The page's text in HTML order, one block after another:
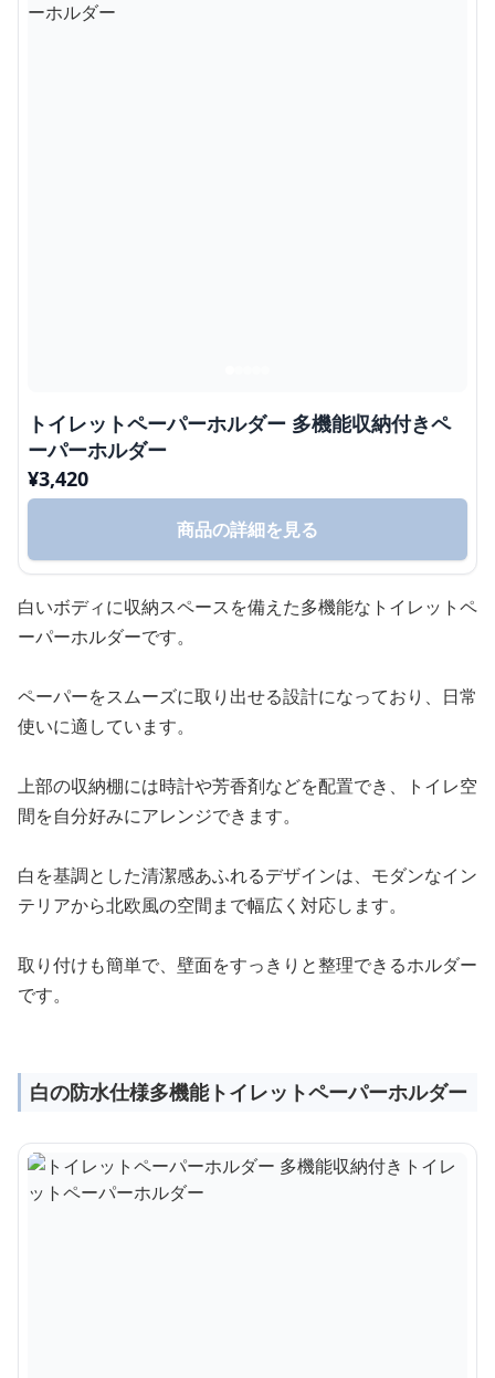
トイレットペーパーホルダー 多機能収納付きペ
ーパーホルダー
¥3,420
商品の詳細を見る
白いボディに収納スペースを備えた多機能なトイレットペ
ーパーホルダーです。
ペーパーをスムーズに取り出せる設計になっており、日常
使いに適しています。
上部の収納棚には時計や芳香剤などを配置でき、トイレ空
間を自分好みにアレンジできます。
白を基調とした清潔感あふれるデザインは、モダンなイン
テリアから北欧風の空間まで幅広く対応します。
取り付けも簡単で、壁面をすっきりと整理できるホルダー
です。
白の防水仕様多機能トイレットペーパーホルダー